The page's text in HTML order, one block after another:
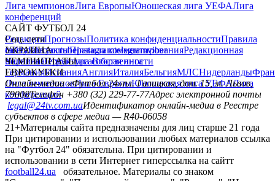
Лига чемпионовЛига ЕвропыЮношеская лига УЕФАЛига
конференций
САЙТ ФУТБОЛ 24
РедакцияПрогнозыПолитика конфиденциальностиПравила
сайтуКонтактыПравила комментированияРедакционная
политикаСтруктура собственности
Соц. сети
facebookxyoutubeinstagramtelegramviber
УКРАИНА
УкраинаПервая лигаВторая лига
ЧЕМПИОНАТЫ
ГерманияИспанияАнглияИталияБельгияМЛСНидерланды
ЕВРОКУБКИ
Лига чемпионовЛига ЕвропыЮношеская лига УЕФАЛига
конференций
Онлайн-медиа «Футбол 24»пл. Галицкая, дом. 15, м. Львов,
79008Телефон +380 (32) 229-77-77Адрес электронной почты
legal@24tv.com.uaИдентификатор онлайн-медиа в Реестре
субъектов в сфере медиа — R40-06058
21+Материалы сайта предназначены для лиц старше 21 года
При цитировании и использовании любых материалов ссылка
на "Футбол 24" обязательна. При цитировании и
использовании в сети Интернет гиперссылка на сайтт
football24.ua
обязательное. Материалы со знаком